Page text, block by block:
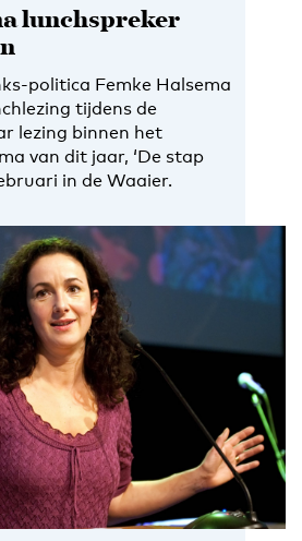
lunchspreker
politica Femke Halsema
tijdens de
lezing binnen het
van dit jaar, ‘De stap
in de Waaier.